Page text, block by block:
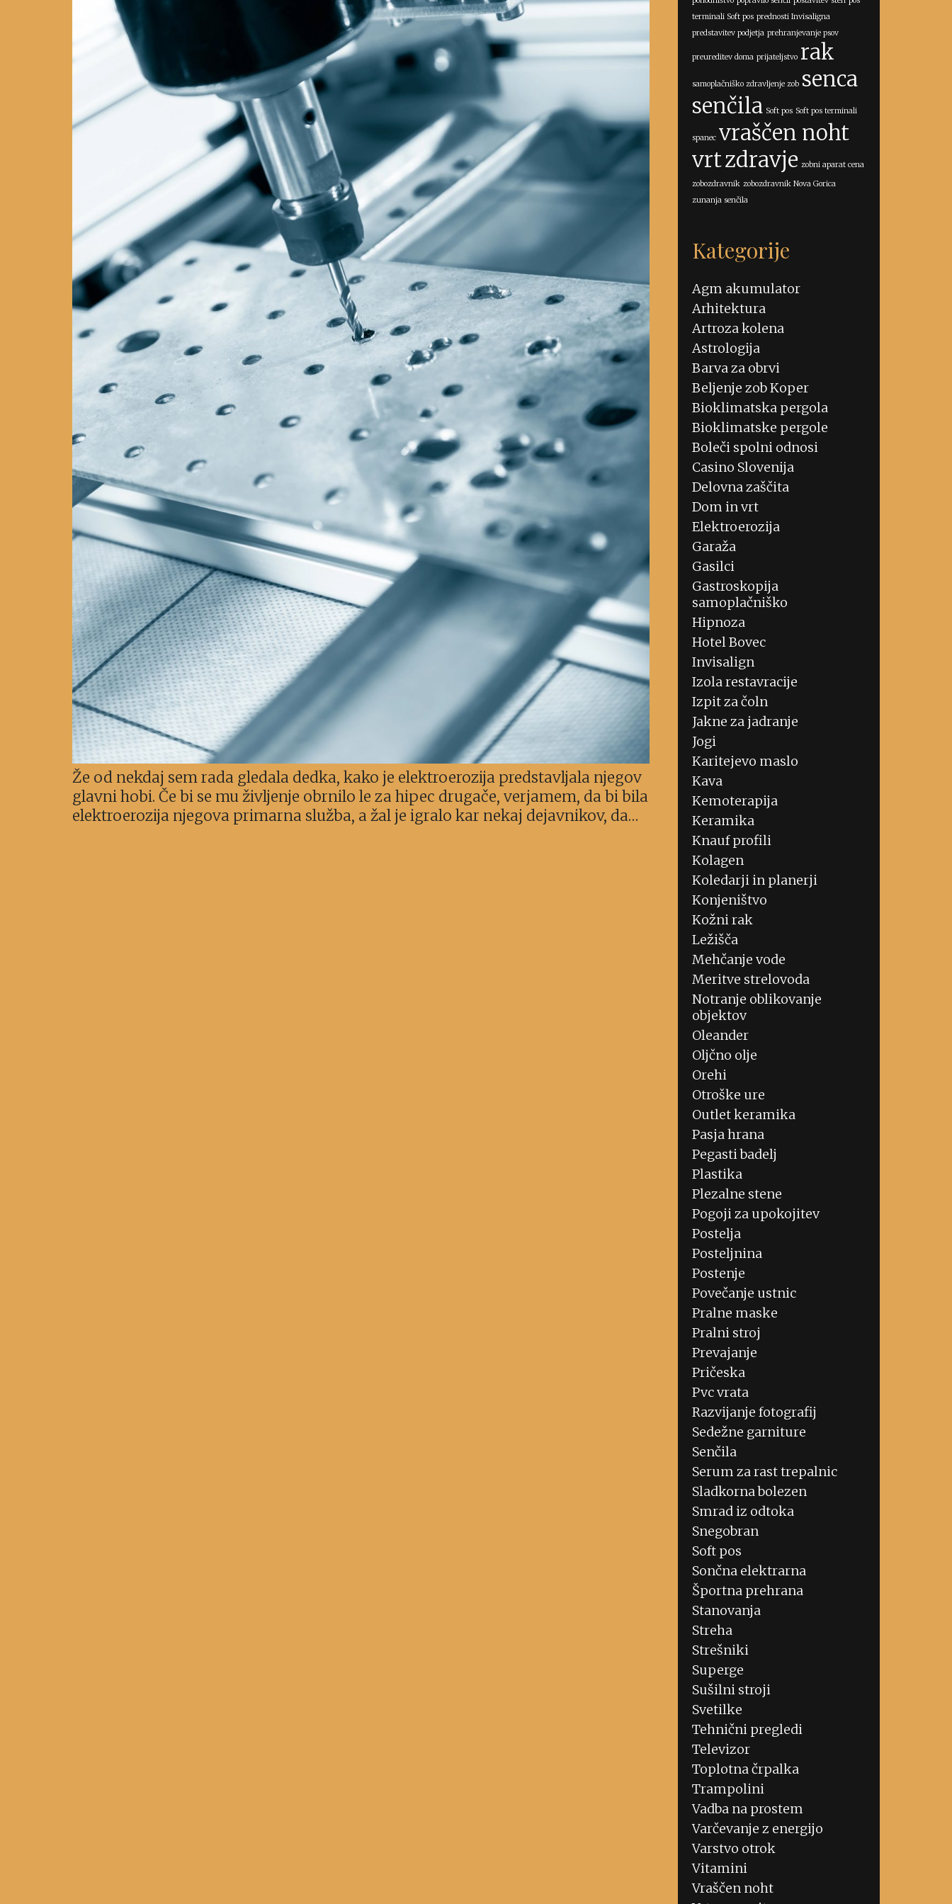
Že od nekdaj sem rada gledala dedka, kako je elektroerozija predstavljala njegov
glavni hobi. Če bi se mu življenje obrnilo le za hipec drugače, verjamem, da bi bila
elektroerozija njegova primarna služba, a žal je igralo kar nekaj dejavnikov, da…
terminali Soft pos prednosti Invisaligna
predstavitev podjetja prehranjevanje psov
preureditev doma prijateljstvo rak
samoplačniško zdravljenje zob senca
senčila Soft pos Soft pos terminali
spanec vraščen noht
vrtzdravje zobni aparat cena
zobozdravnik zobozdravnik Nova Gorica
zunanja senčila
Kategorije
Agm akumulator
Arhitektura
Artroza kolena
Astrologija
Barva za obrvi
Beljenje zob Koper
Bioklimatska pergola
Bioklimatske pergole
Boleči spolni odnosi
Casino Slovenija
Delovna zaščita
Dom in vrt
Elektroerozija
Garaža
Gasilci
Gastroskopija
samoplačniško
Hipnoza
Hotel Bovec
Invisalign
Izola restavracije
Izpit za čoln
Jakne za jadranje
Jogi
Karitejevo maslo
Kava
Kemoterapija
Keramika
Knauf profili
Kolagen
Koledarji in planerji
Konjeništvo
Kožni rak
Ležišča
Mehčanje vode
Meritve strelovoda
Notranje oblikovanje
objektov
Oleander
Oljčno olje
Orehi
Otroške ure
Outlet keramika
Pasja hrana
Pegasti badelj
Plastika
Plezalne stene
Pogoji za upokojitev
Postelja
Posteljnina
Postenje
Povečanje ustnic
Pralne maske
Pralni stroj
Prevajanje
Pričeska
Pvc vrata
Razvijanje fotografij
Sedežne garniture
Senčila
Serum za rast trepalnic
Sladkorna bolezen
Smrad iz odtoka
Snegobran
Soft pos
Sončna elektrarna
Športna prehrana
Stanovanja
Streha
Strešniki
Superge
Sušilni stroji
Svetilke
Tehnični pregledi
Televizor
Toplotna črpalka
Trampolini
Vadba na prostem
Varčevanje z energijo
Varstvo otrok
Vitamini
Vraščen noht